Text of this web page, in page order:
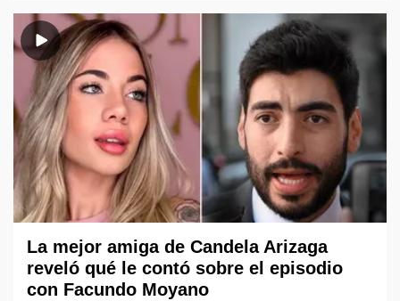
La mejor amiga de Candela Arizaga
reveló qué le contó sobre el episodio
con Facundo Moyano